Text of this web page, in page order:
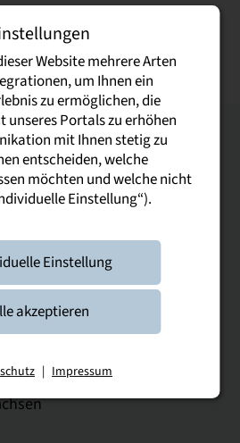
DresdenGlauchau
Website mehrere Arten
um Ihnen ein
zu ermöglichen, die
Portals zu erhöhen
mit Ihnen stetig zu
entscheiden, welche
möchten und welche nicht
Einstellung“).
Einstellung
akzeptieren
| Impressum